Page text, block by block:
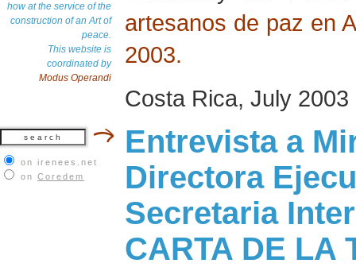
how at the service of the
construction of an Art of
peace.
This website is
coordinated by
Modus Operandi
on irenees.net
on Coredem
artesanos de paz en
2003.
Costa Rica, July 2003
Entrevista a
Directora
Secretaria
CARTA DE LA